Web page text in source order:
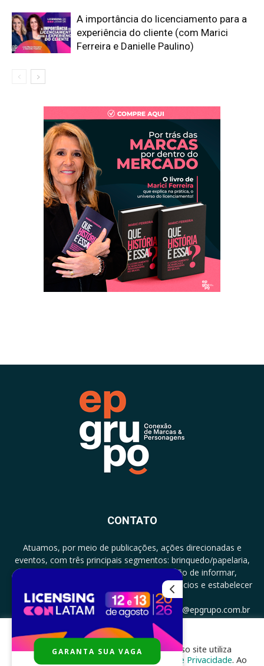
A importância do licenciamento para a
experiência do cliente (com Marici
Ferreira e Danielle Paulino)
CONTATO
Atuamos, por meio de publicações, ações direcionadas e
eventos, com três principais segmentos: brinquedo/papelaria,
licenciamento e zero a três com a missão de informar,
documentar, proporcionar encontro de negócios e estabelecer
parcerias.
CONTATO: +5511994513097 - atendimento@epgrupo.com.br
SIGA-NOS
Para melhor experiência e navegação, nosso site utiliza
cookies, de acordo com a nossa
Política de Privacidade. Ao
GARANTA SUA VAGA